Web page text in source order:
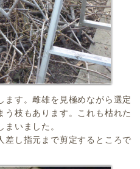
ます。雌雄を見極めながら選定
う枝もあります。これも枯れた
いました。
差し指元まで剪定するところで